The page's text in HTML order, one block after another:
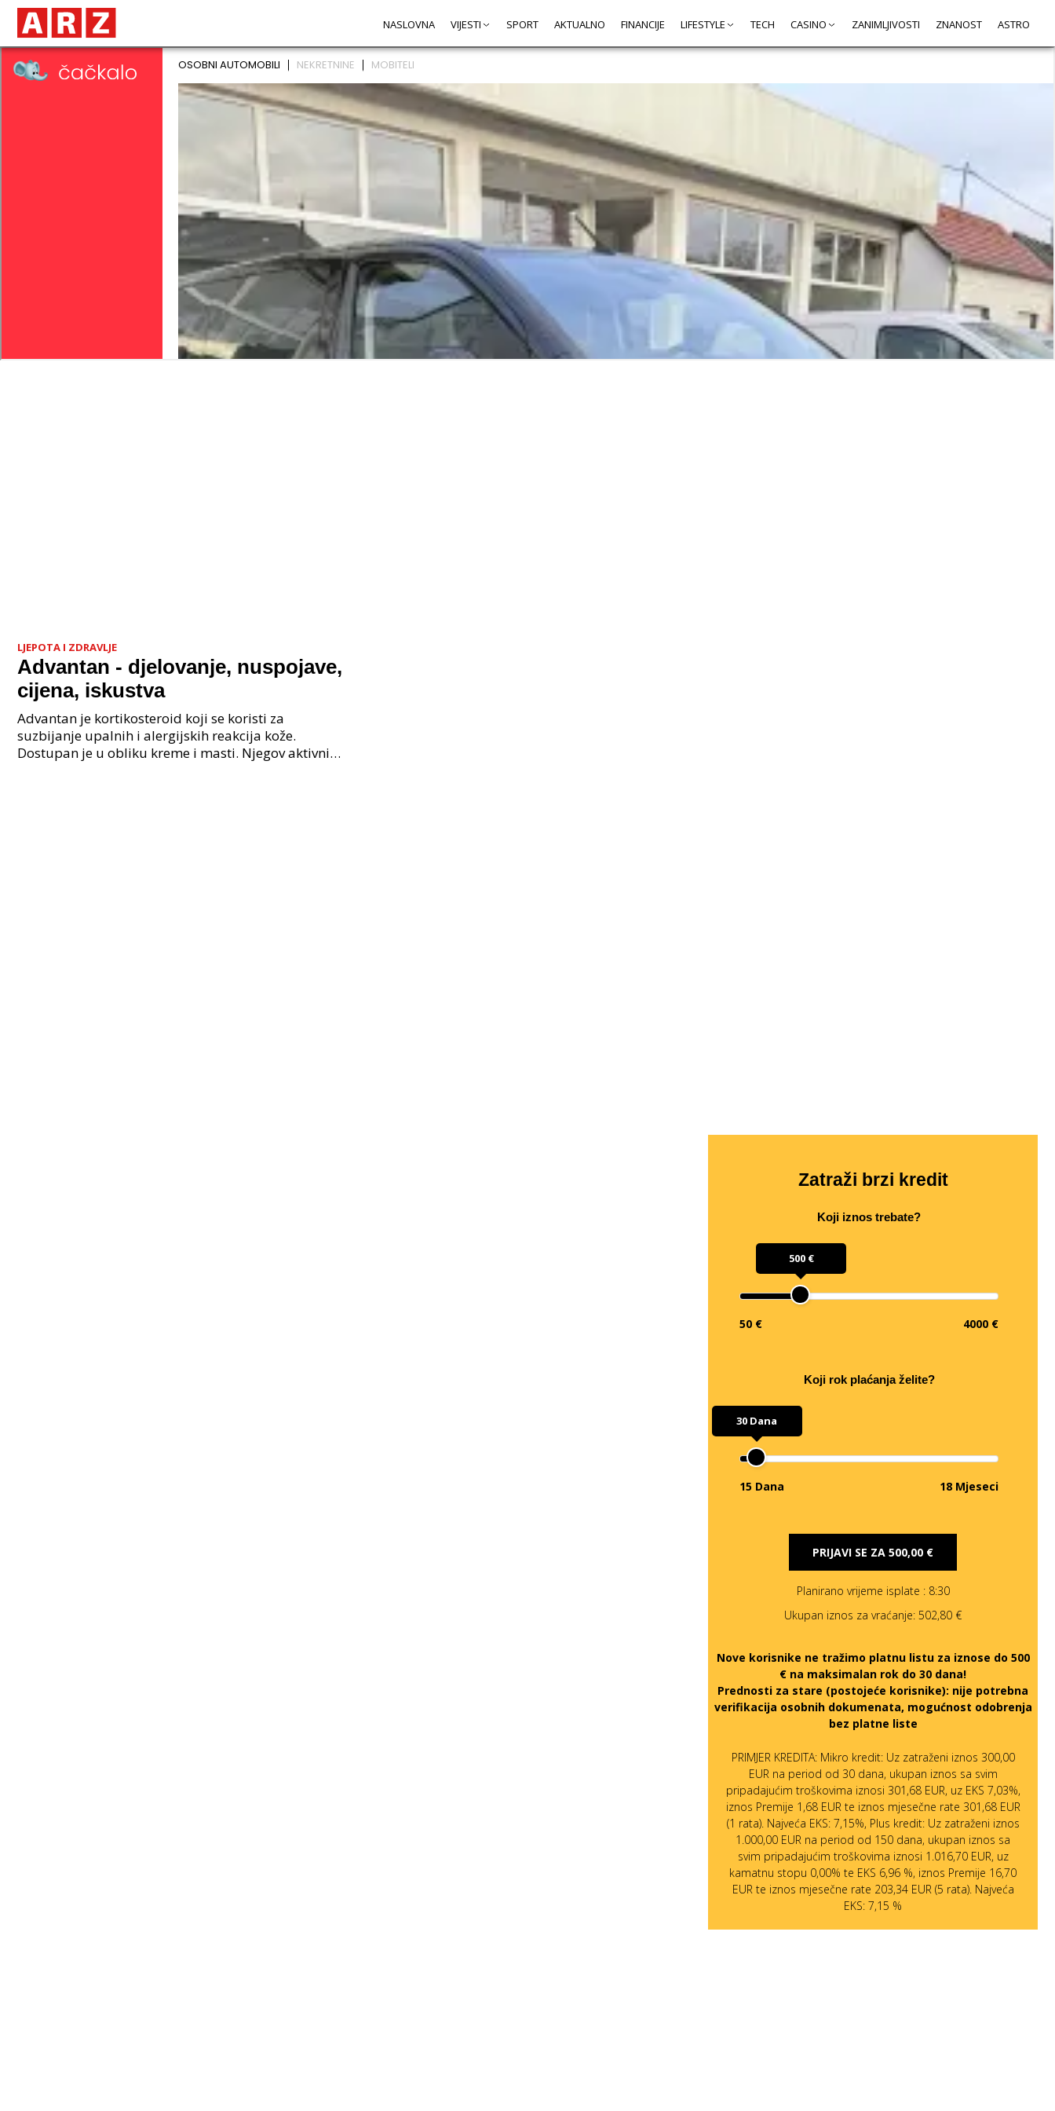
NASLOVNA VIJESTI SPORT AKTUALNO FINANCIJE LIFESTYLE TECH CASINO ZANIMLJIVOSTI ZNANOST ASTRO
LJEPOTA I ZDRAVLJE
Advantan - djelovanje, nuspojave,
cijena, iskustva
Advantan je kortikosteroid koji se koristi za
suzbijanje upalnih i alergijskih reakcija kože.
Dostupan je u obliku kreme i masti. Njegov aktivni
Zatraži brzi kredit
Koji iznos trebate?
500 €
50 € 4000 €
Koji rok plaćanja želite?
30 Dana
15 Dana 18 Mjeseci
PRIJAVI SE ZA 500,00 €
Planirano vrijeme isplate : 8:30
Ukupan iznos za vraćanje: 502,80 €
Nove korisnike ne tražimo platnu listu za iznose do 500
€ na maksimalan rok do 30 dana!
Prednosti za stare (postojeće korisnike): nije potrebna
verifikacija osobnih dokumenata, mogućnost odobrenja
bez platne liste
PRIMJER KREDITA: Mikro kredit: Uz zatraženi iznos 300,00
EUR na period od 30 dana, ukupan iznos sa svim
pripadajućim troškovima iznosi 301,68 EUR, uz EKS 7,03%,
iznos Premije 1,68 EUR te iznos mjesečne rate 301,68 EUR
(1 rata). Najveća EKS: 7,15%, Plus kredit: Uz zatraženi iznos
1.000,00 EUR na period od 150 dana, ukupan iznos sa
svim pripadajućim troškovima iznosi 1.016,70 EUR, uz
kamatnu stopu 0,00% te EKS 6,96 %, iznos Premije 16,70
EUR te iznos mjesečne rate 203,34 EUR (5 rata). Najveća
EKS: 7,15 %